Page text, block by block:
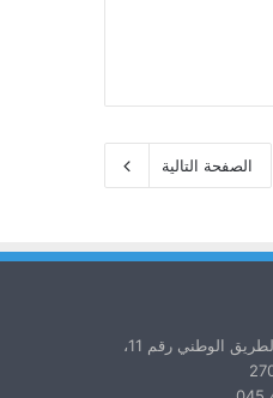
الصفحة التالية
جامعة عبد الحميد بن باديس مستغانم، الطريق الوطني رقم 11،